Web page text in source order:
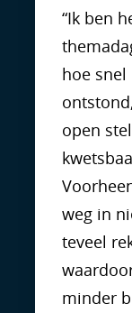
“Ik ben
hoe
open
weg in
teveel
minder